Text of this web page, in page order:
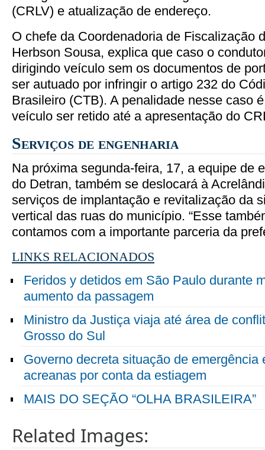
(CRLV) e atualização de endereço.
O chefe da Coordenadoria de Fiscalização
Herbson Sousa, explica que caso o
dirigindo veículo sem os documentos de
ser autuado por infringir o artigo 232 do
Brasileiro (CTB). A penalidade nesse caso
veículo ser retido até a apresentação do
Serviços de engenharia
Na próxima segunda-feira, 17, a equipe de
do Detran, também se deslocará à
serviços de implantação e revitalização da
vertical das ruas do município. “Esse
contamos com a importante parceria da
LINKS RELACIONADOS
Feridos y detidos em São Paulo durante
aumento da passagem
Ministro da Justiça viaja até área de
Grosso do Sul
Governo decreta situação de emergência
acreanas por conta da estiagem
MAIS DO SEÇÃO “OLHA BRASILEIRA”
Related Images: